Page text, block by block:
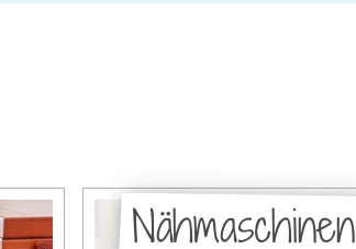
Nähmaschinen